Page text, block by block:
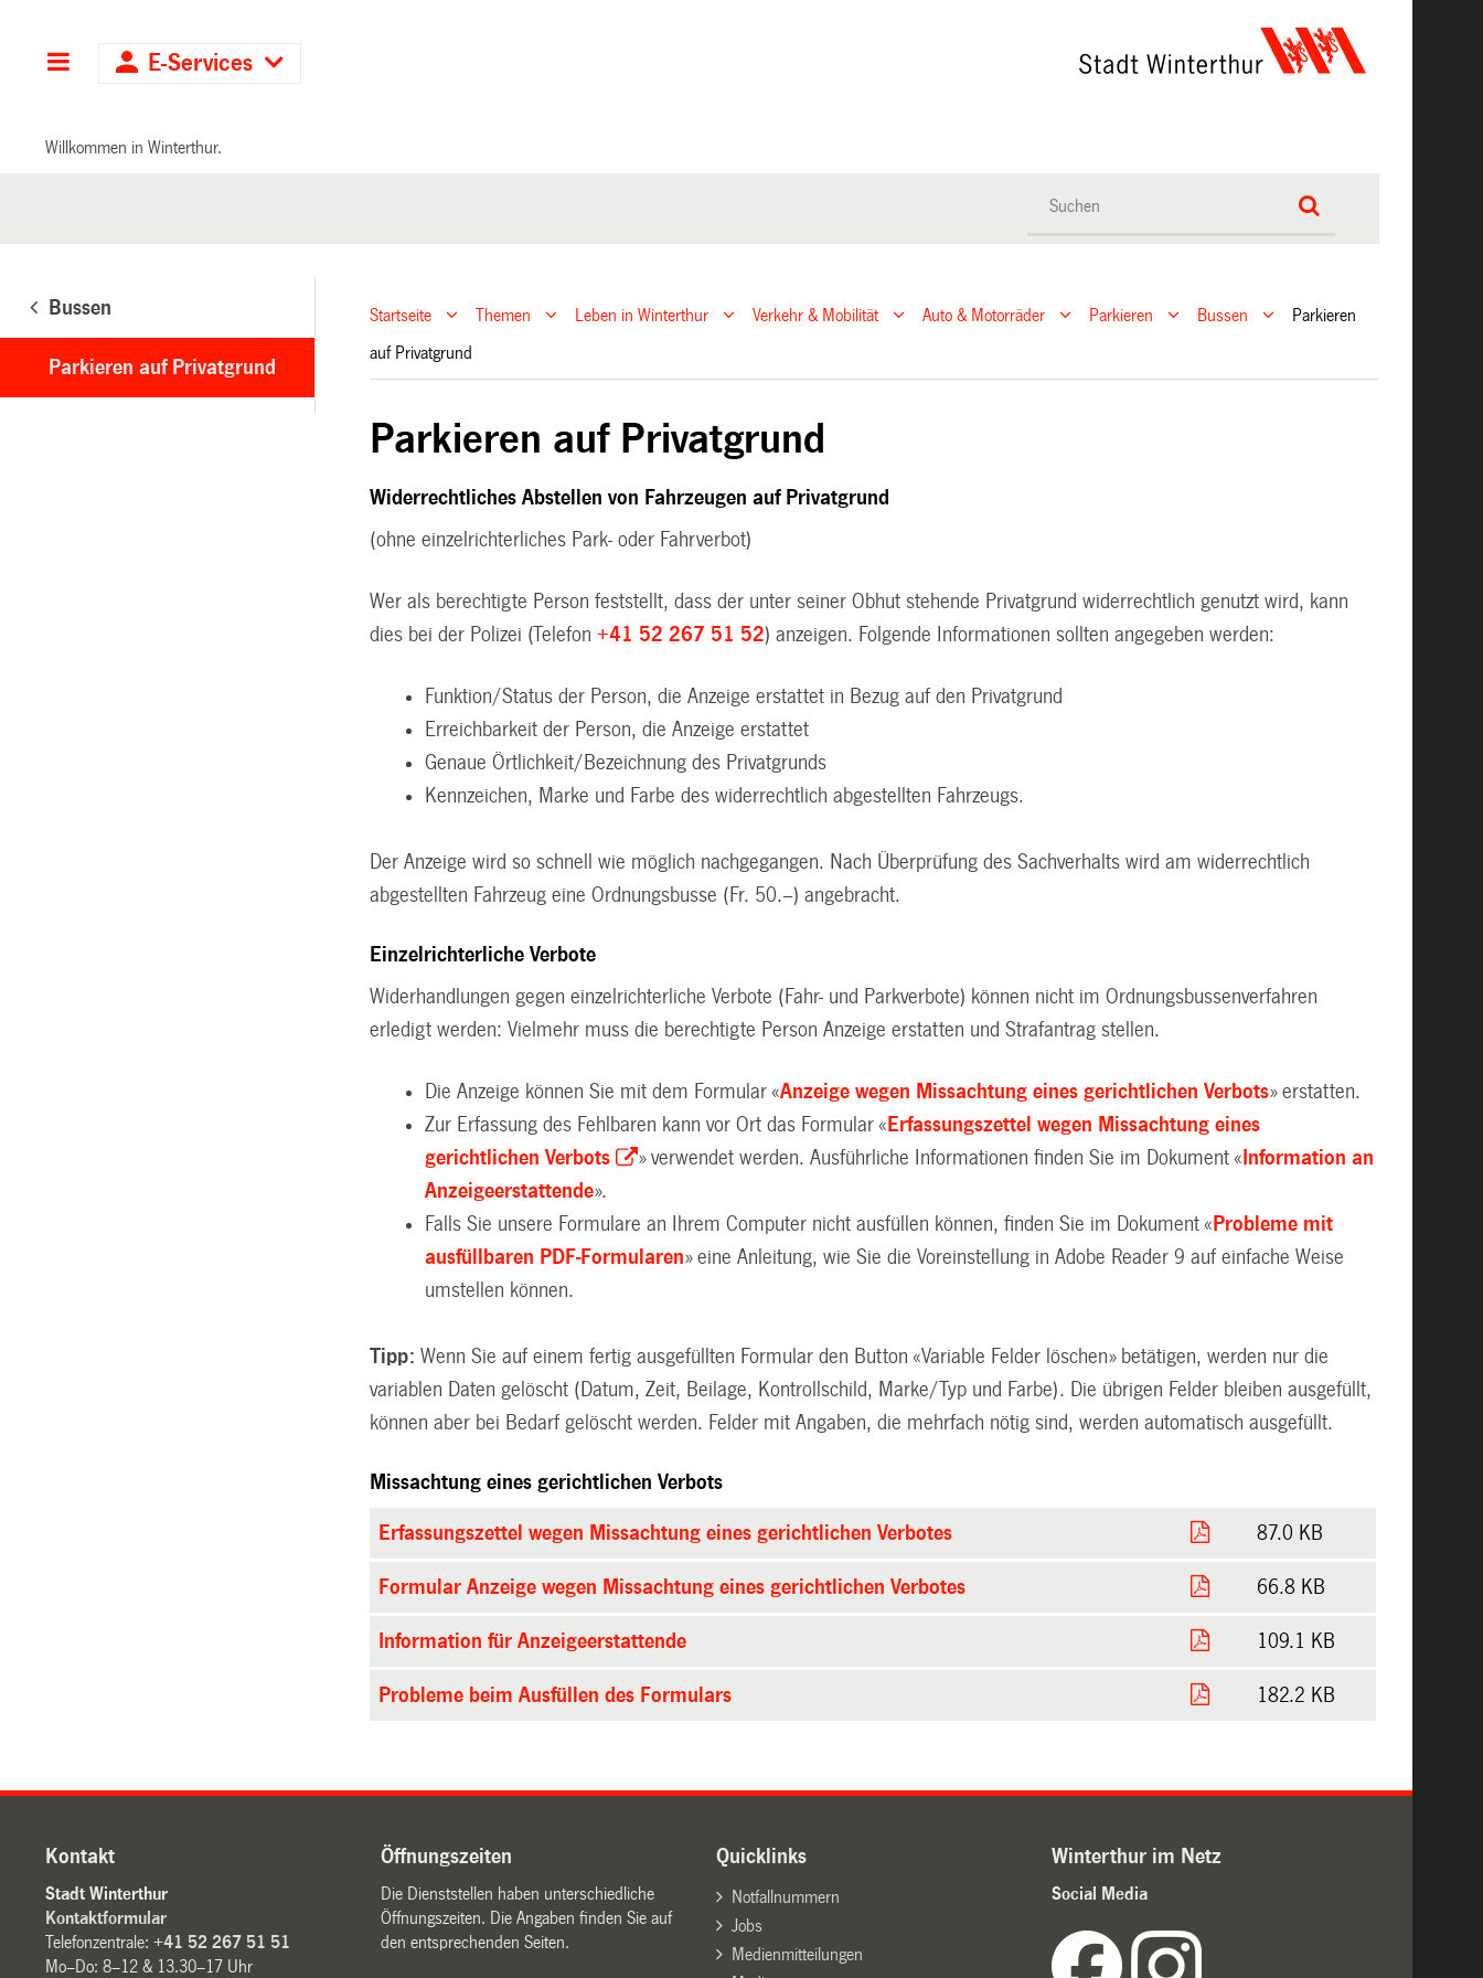
Hauptnavigation
E-Services
Willkommen in Winterthur.
Bussen
Parkieren auf Privatgrund
Startseite Themen Leben in Winterthur Verkehr & Mobilität Auto & Motorräder Parkieren Bussen
Parkieren
auf Privatgrund
Parkieren auf Privatgrund
Widerrechtliches Abstellen von Fahrzeugen auf Privatgrund
(ohne einzelrichterliches Park- oder Fahrverbot)
Wer als berechtigte Person feststellt, dass der unter seiner Obhut stehende Privatgrund widerrechtlich genutzt wird, kann
dies bei der Polizei (Telefon+41 52 267 51 52) anzeigen. Folgende Informationen sollten angegeben werden:
Funktion/Status der Person, die Anzeige erstattet in Bezug auf den Privatgrund
Erreichbarkeit der Person, die Anzeige erstattet
Genaue Örtlichkeit/Bezeichnung des Privatgrunds
Kennzeichen, Marke und Farbe des widerrechtlich abgestellten Fahrzeugs.
Der Anzeige wird so schnell wie möglich nachgegangen. Nach Überprüfung des Sachverhalts wird am widerrechtlich
abgestellten Fahrzeug eine Ordnungsbusse (Fr. 50.–) angebracht.
Einzelrichterliche Verbote
Widerhandlungen gegen einzelrichterliche Verbote (Fahr- und Parkverbote) können nicht im Ordnungsbussenverfahren
erledigt werden: Vielmehr muss die berechtigte Person Anzeige erstatten und Strafantrag stellen.
Die Anzeige können Sie mit dem Formular «Anzeige wegen Missachtung eines gerichtlichen Verbots» erstatten.
Zur Erfassung des Fehlbaren kann vor Ort das Formular « Erfassungszettel wegen Missachtung eines
gerichtlichen Verbots
» verwendet werden. Ausführliche Informationen finden Sie im Dokument « Information an
Anzeigeerstattende».
Falls Sie unsere Formulare an Ihrem Computer nicht ausfüllen können, finden Sie im Dokument « Probleme mit
ausfüllbaren PDF-Formularen» eine Anleitung, wie Sie die Voreinstellung in Adobe Reader 9 auf einfache Weise
umstellen können.
Tipp: Wenn Sie auf einem fertig ausgefüllten Formular den Button «Variable Felder löschen» betätigen, werden nur die
variablen Daten gelöscht (Datum, Zeit, Beilage, Kontrollschild, Marke/Typ und Farbe). Die übrigen Felder bleiben ausgefüllt,
können aber bei Bedarf gelöscht werden. Felder mit Angaben, die mehrfach nötig sind, werden automatisch ausgefüllt.
Missachtung eines gerichtlichen Verbots
Erfassungszettel wegen Missachtung eines gerichtlichen Verbotes 87.0 KB
Formular Anzeige wegen Missachtung eines gerichtlichen Verbotes 66.8 KB
Information für Anzeigeerstattende 109.1 KB
Probleme beim Ausfüllen des Formulars 182.2 KB
Kontakt
Stadt Winterthur
Kontaktformular
Telefonzentrale:+41 52 267 51 51
Mo–Do: 8–12 & 13.30–17 Uhr
Öffnungszeiten
Die Dienststellen haben unterschiedliche
Öffnungszeiten. Die Angaben finden Sie auf
den entsprechenden Seiten.
Quicklinks
Notfallnummern
Jobs
Medienmitteilungen
Winterthur im Netz
Social Media